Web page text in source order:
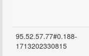
95.52.57.77#0.188-
1713202330815